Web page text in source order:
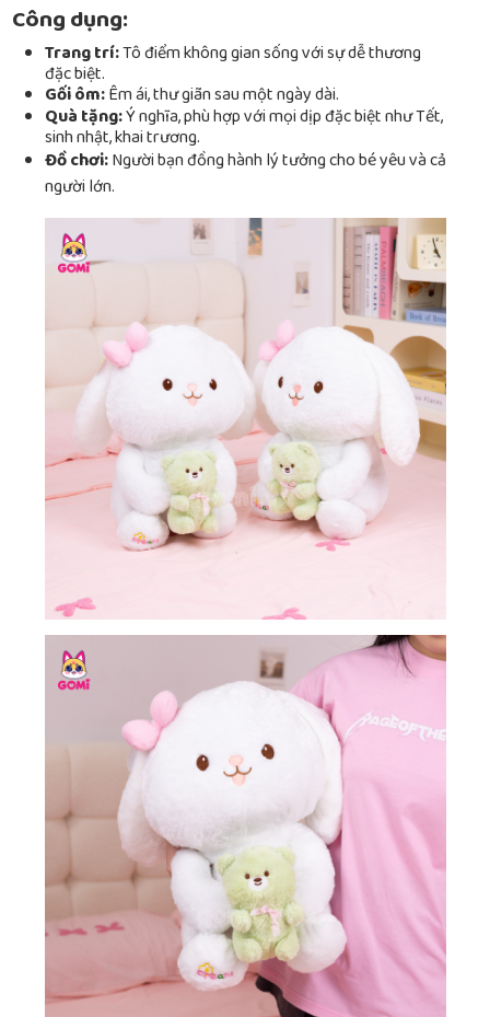
Công dụng:
Trang trí:Tô điểm không gian sống với sự dễ thương
đặc biệt.
Gối ôm:Êm ái, thư giãn sau một ngày dài.
Quà tặng:Ý nghĩa, phù hợp với mọi dịp đặc biệt như Tết,
sinh nhật, khai trương.
Đồ chơi:Người bạn đồng hành lý tưởng cho bé yêu và cả
người lớn.